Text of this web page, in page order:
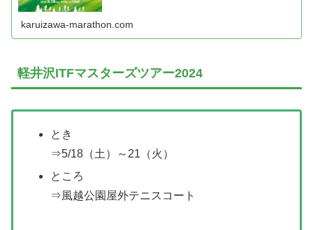
karuizawa-marathon.com
軽井沢ITFマスターズツアー2024
とき
⇒5/18（土）～21（火）
ところ
⇒風越公園屋外テニスコート